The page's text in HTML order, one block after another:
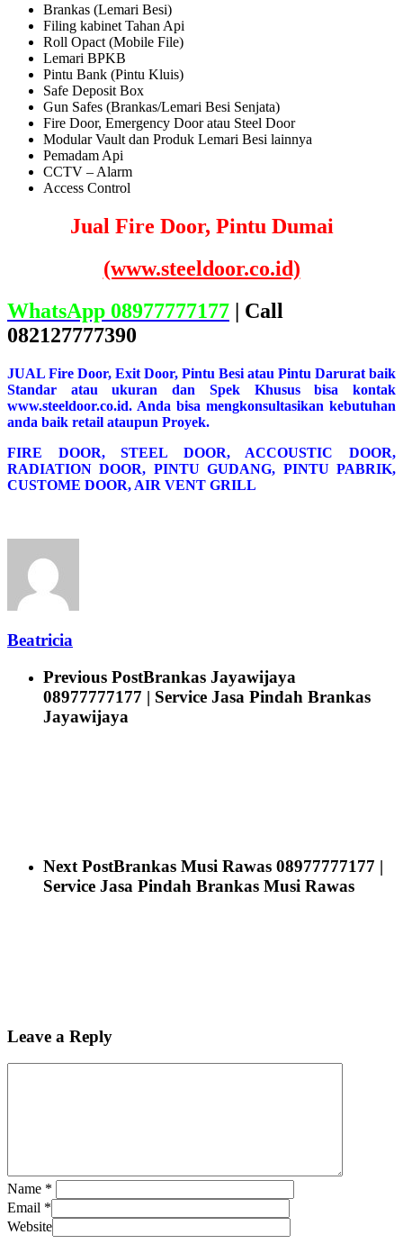
Brankas (Lemari Besi)
Filing kabinet Tahan Api
Roll Opact (Mobile File)
Lemari BPKB
Pintu Bank (Pintu Kluis)
Safe Deposit Box
Gun Safes (Brankas/Lemari Besi Senjata)
Fire Door, Emergency Door atau Steel Door
Modular Vault dan Produk Lemari Besi lainnya
Pemadam Api
CCTV – Alarm
Access Control
Jual Fire Door, Pintu Dumai
(www.steeldoor.co.id)
WhatsApp 08977777177 | Call
082127777390
JUAL Fire Door, Exit Door, Pintu Besi atau Pintu Darurat baik
Standar atau ukuran dan Spek Khusus bisa kontak
www.steeldoor.co.id. Anda bisa mengkonsultasikan kebutuhan
anda baik retail ataupun Proyek.
FIRE DOOR, STEEL DOOR, ACCOUSTIC DOOR,
RADIATION DOOR, PINTU GUDANG, PINTU PABRIK,
CUSTOME DOOR, AIR VENT GRILL
Beatricia
Previous PostBrankas Jayawijaya
08977777177 | Service Jasa Pindah Brankas
Jayawijaya
Next PostBrankas Musi Rawas 08977777177 |
Service Jasa Pindah Brankas Musi Rawas
Leave a Reply
Name *
Email *
Website